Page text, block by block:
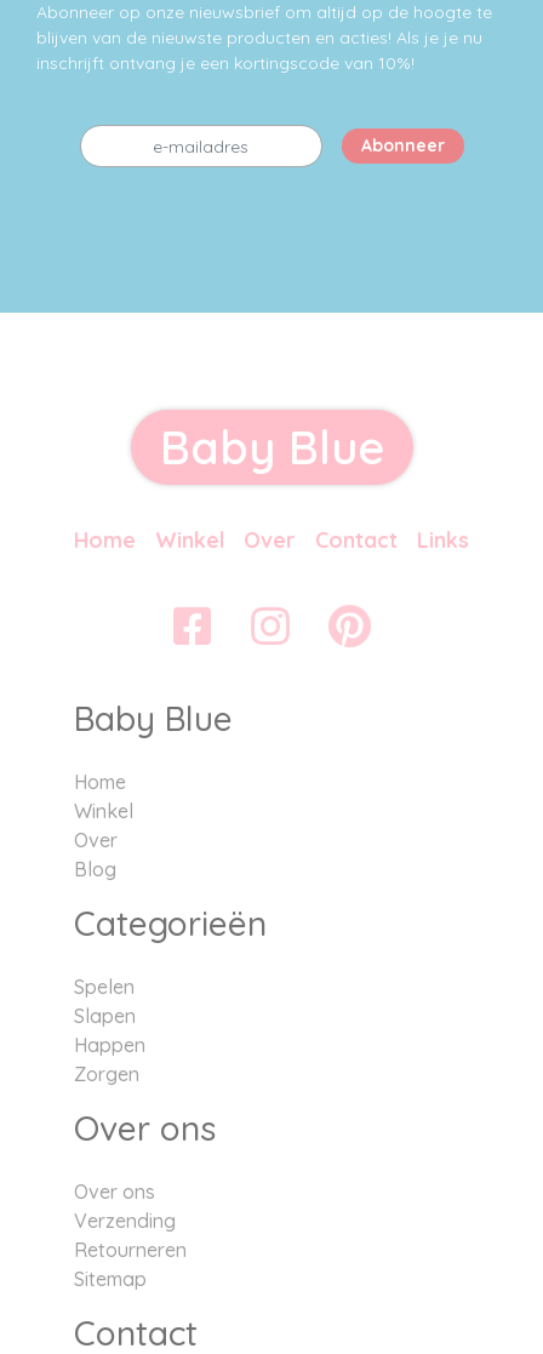
Abonneer op onze nieuwsbrief om altijd op de hoogte te
blijven van de nieuwste producten en acties! Als je je nu
inschrijft ontvang je een kortingscode van 10%!
Baby Blue
Home Winkel Over Contact Links
Baby Blue
Home
Winkel
Over
Blog
Categorieën
Spelen
Slapen
Happen
Zorgen
Over ons
Over ons
Verzending
Retourneren
Sitemap
Contact